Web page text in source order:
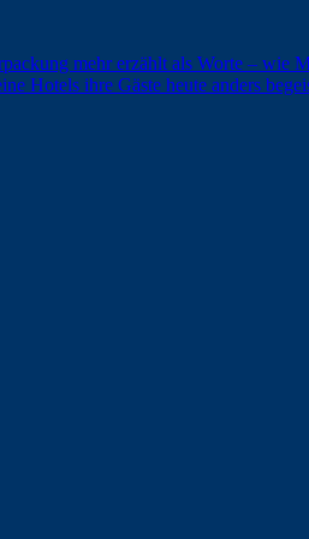
mehr erzählt als Worte – wie
Hotels ihre Gäste heute anders